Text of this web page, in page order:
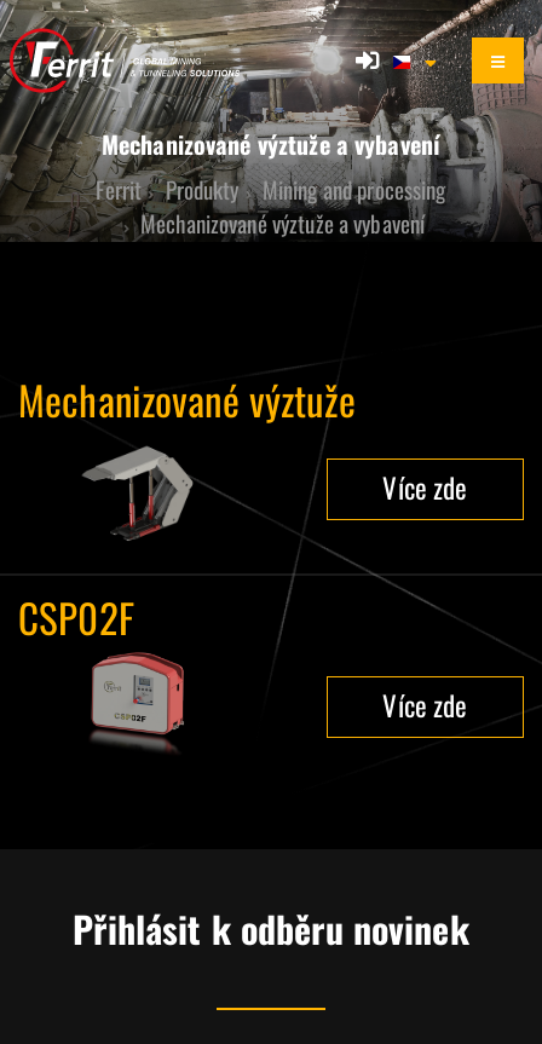
Mechanizované výztuže a vybavení
Ferrit Produkty
Mining and processing
Mechanizované výztuže a vybavení
Mechanizované výztuže
Více zde
CSP02F
Více zde
Přihlásit k odběru novinek